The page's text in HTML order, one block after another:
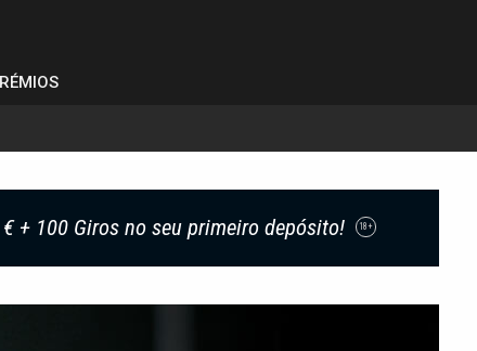
+ 100 Giros no seu primeiro depósito! 18+